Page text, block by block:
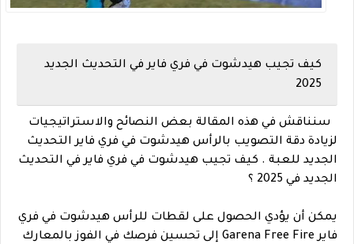
كيف تجيب هيدشوت في فري فاير في التحديث الجديد
2025
سنناقش في هذه المقالة بعض النصائح والاستراتيجيات
لزيادة دقة التصويب بالرأس هيدشوت في فري فاير التحديث
الجديد للعبة . كيف تجيب هيدشوت في فري فاير في التحديث
الجديد في 2025 ؟
يمكن أن يؤدي الحصول على لقطات للرأس هيدشوت في فري
فاير Garena Free Fire إلى تحسين فرصك في الفوز بالمعارك